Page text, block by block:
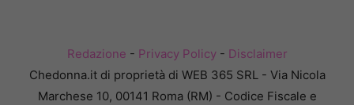
Redazione - Privacy Policy- Disclaimer
Chedonna.it di proprietà di WEB 365 SRL - Via Nicola
Marchese 10, 00141 Roma (RM) - Codice Fiscale e